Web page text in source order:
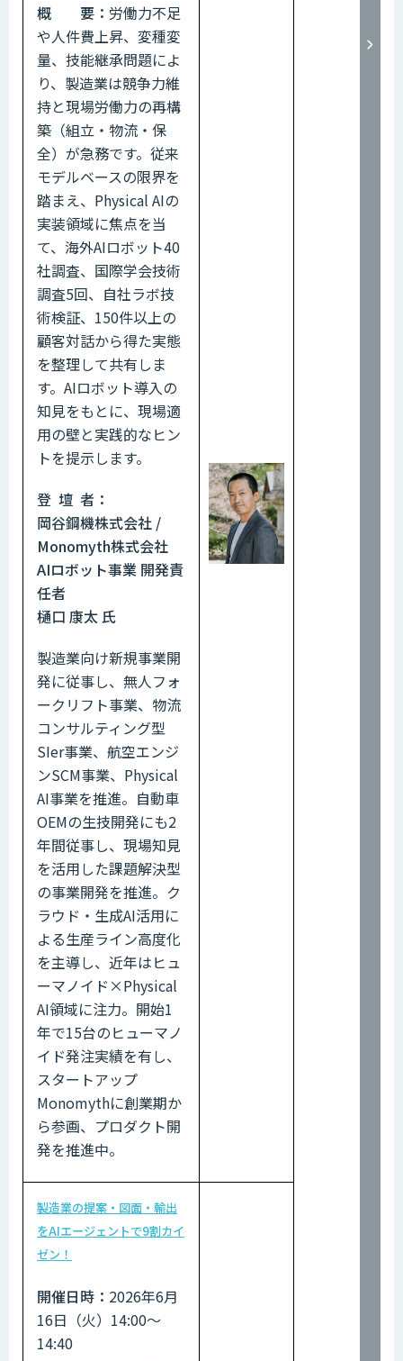
概 要： 労働力不足
や人件費上昇、変種変
量、技能継承問題によ
り、製造業は競争力維
持と現場労働力の再構
築（組立・物流・保
全）が急務です。従来
モデルベースの限界を
踏まえ、Physical AIの
実装領域に焦点を当
て、海外AIロボット40
社調査、国際学会技術
調査5回、自社ラボ技
術検証、150件以上の
顧客対話から得た実態
を整理して共有しま
す。AIロボット導入の
知見をもとに、現場適
用の壁と実践的なヒン
トを提示します。
登 壇 者：
岡谷鋼機株式会社 /
Monomyth株式会社
AIロボット事業 開発責
任者
樋口 康太 氏
製造業向け新規事業開
発に従事し、無人フォ
ークリフト事業、物流
コンサルティング型
SIer事業、航空エンジ
ンSCM事業、Physical
AI事業を推進。自動車
OEMの生技開発にも2
年間従事し、現場知見
を活用した課題解決型
の事業開発を推進。ク
ラウド・生成AI活用に
よる生産ライン高度化
を主導し、近年はヒュ
ーマノイド×Physical
AI領域に注力。開始1
年で15台のヒューマノ
イド発注実績を有し、
スタートアップ
Monomythに創業期か
ら参画、プロダクト開
発を推進中。
製造業の提案・図面・輸出
をAIエージェントで9割カイ
ゼン！
開催日時： 2026年6月
16日（火）14:00～
14:40